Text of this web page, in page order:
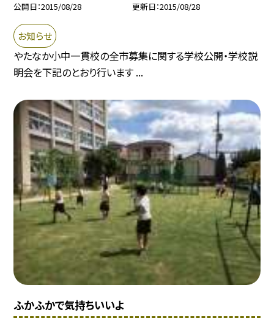
公開日 2015/08/28 更新日 2015/08/28
お知らせ
やたなか小中一貫校の全市募集に関する学校公開・学校説
明会を下記のとおり行います ...
ふかふかで気持ちいいよ